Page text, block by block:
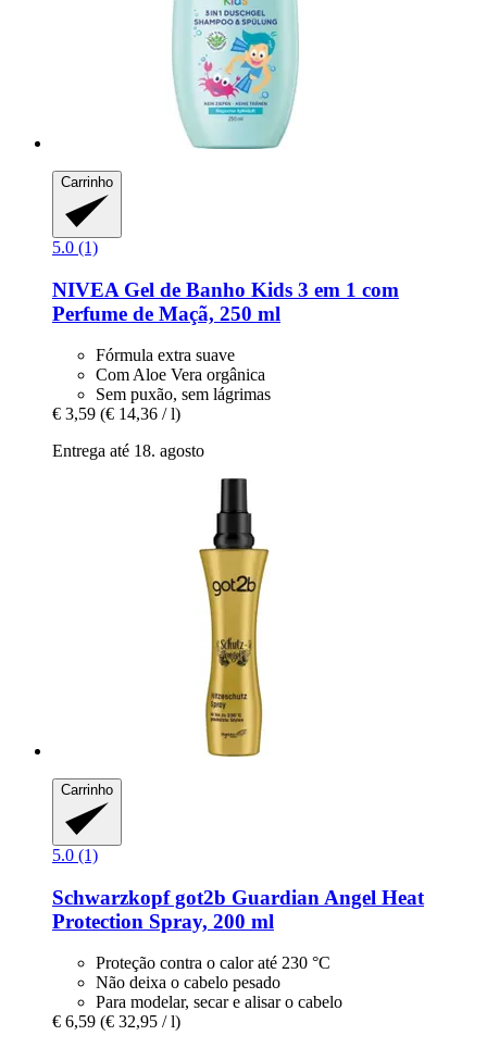
Carrinho
5.0 (1)
NIVEA Gel de Banho Kids 3 em 1 com
Perfume de Maçã, 250 ml
Fórmula extra suave
Com Aloe Vera orgânica
Sem puxão, sem lágrimas
€ 3,59 (€ 14,36 / l)
Entrega até 18. agosto
Carrinho
5.0 (1)
Schwarzkopfgot2b Guardian Angel Heat
Protection Spray, 200 ml
Proteção contra o calor até 230 °C
Não deixa o cabelo pesado
Para modelar, secar e alisar o cabelo
€ 6,59 (€ 32,95 / l)